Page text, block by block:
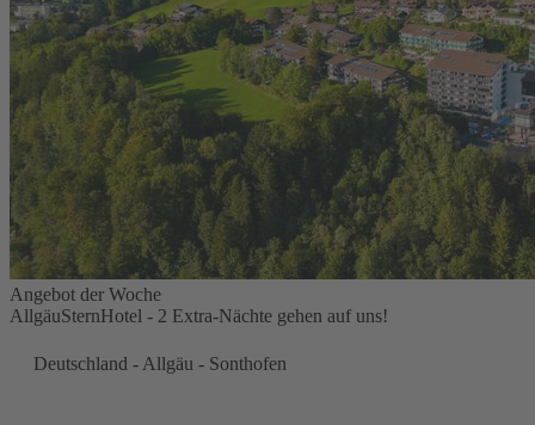
Angebot der Woche
AllgäuSternHotel - 2 Extra-Nächte gehen auf uns!
Deutschland - Allgäu - Sonthofen